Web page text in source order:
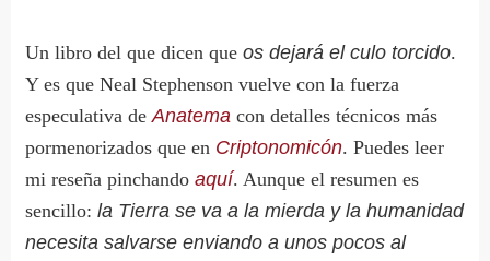
Un libro del que dicen queos dejará el culo torcido.
Y es que Neal Stephenson vuelve con la fuerza
especulativa deAnatema con detalles técnicos más
pormenorizados que en Criptonomicón. Puedes leer
mi reseña pinchandoaquí. Aunque el resumen es
sencillo:la Tierra se va a la mierda y la humanidad
necesita salvarse enviando a unos pocos al